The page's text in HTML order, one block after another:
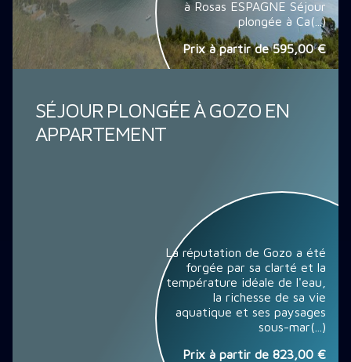
à Rosas ESPAGNE Séjour
plongée à Ca(...)
Prix à partir de595,00 €
SÉJOUR PLONGÉE À GOZO EN
APPARTEMENT
La réputation de Gozo a été
forgée par sa clarté et la
température idéale de l'eau,
la richesse de sa vie
aquatique et ses paysages
sous-mar(...)
Prix à partir de 823,00 €